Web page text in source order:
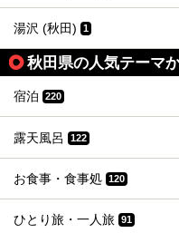
湯沢 (秋田) 1
秋田県の人気テーマ
宿泊 220
露天風呂 122
お食事・食事処 120
ひとり旅・一人旅 91